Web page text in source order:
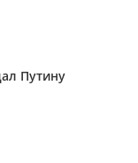
Путину